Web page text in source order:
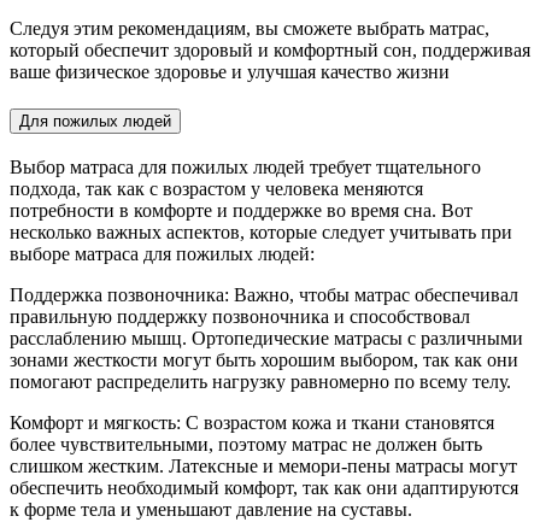
Следуя этим рекомендациям, вы сможете выбрать матрас,
который обеспечит здоровый и комфортный сон, поддерживая
ваше физическое здоровье и улучшая качество жизни
Для пожилых людей
Выбор матраса для пожилых людей требует тщательного
подхода, так как с возрастом у человека меняются
потребности в комфорте и поддержке во время сна. Вот
несколько важных аспектов, которые следует учитывать при
выборе матраса для пожилых людей:
Поддержка позвоночника: Важно, чтобы матрас обеспечивал
правильную поддержку позвоночника и способствовал
расслаблению мышц. Ортопедические матрасы с различными
зонами жесткости могут быть хорошим выбором, так как они
помогают распределить нагрузку равномерно по всему телу.
Комфорт и мягкость: С возрастом кожа и ткани становятся
более чувствительными, поэтому матрас не должен быть
слишком жестким. Латексные и мемори-пены матрасы могут
обеспечить необходимый комфорт, так как они адаптируются
к форме тела и уменьшают давление на суставы.